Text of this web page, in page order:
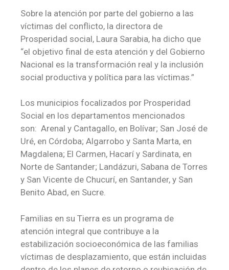
Sobre la atención por parte del gobierno a las
víctimas del conflicto, la directora de
Prosperidad social, Laura Sarabia, ha dicho que
“el objetivo final de esta atención y del Gobierno
Nacional es la transformación real y la inclusión
social productiva y política para las víctimas.”
Los municipios focalizados por Prosperidad
Social en los departamentos mencionados
son: Arenal y Cantagallo, en Bolívar; San José de
Uré, en Córdoba; Algarrobo y Santa Marta, en
Magdalena; El Carmen, Hacarí y Sardinata, en
Norte de Santander; Landázuri, Sabana de Torres
y San Vicente de Chucurí, en Santander, y San
Benito Abad, en Sucre.
Familias en su Tierra es un programa de
atención integral que contribuye a la
estabilización socioeconómica de las familias
víctimas de desplazamiento, que están incluidas